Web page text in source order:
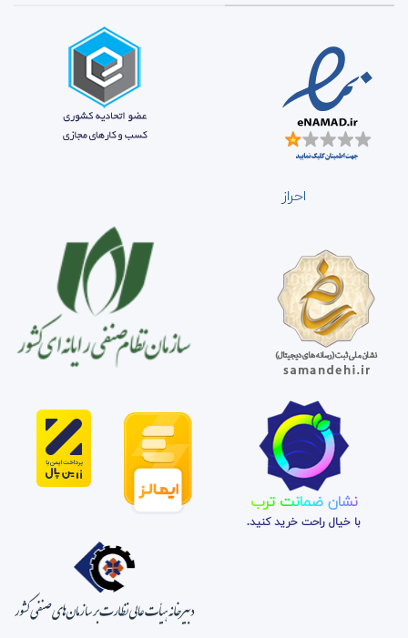
احراز
نشان ضمانت ترب
با خیال راحت خرید کنید.